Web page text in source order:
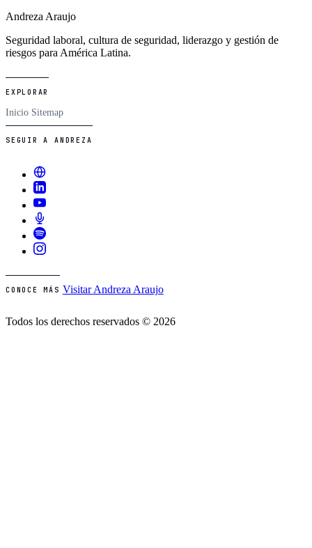
Andreza Araujo
Seguridad laboral, cultura de seguridad, liderazgo y gestión de
riesgos para América Latina.
EXPLORAR
Inicio Sitemap
SEGUIR A ANDREZA
CONOCE MÁS Visitar Andreza Araujo
Todos los derechos reservados © 2026